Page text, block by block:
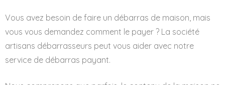
Vous avez besoin de faire un débarras de maison, mais
vous vous demandez comment le payer ? La société
artisans débarrasseurs peut vous aider avec notre
service de débarras payant.